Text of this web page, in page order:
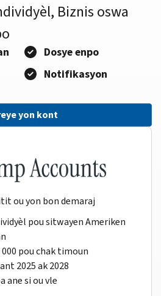
Biznis oswa
Dosye enpo
Notifikasyon
yon kont
ou yon bon demaraj
pou sitwayen Ameriken
pou chak timoun
2025 ak 2028
ane si ou vle